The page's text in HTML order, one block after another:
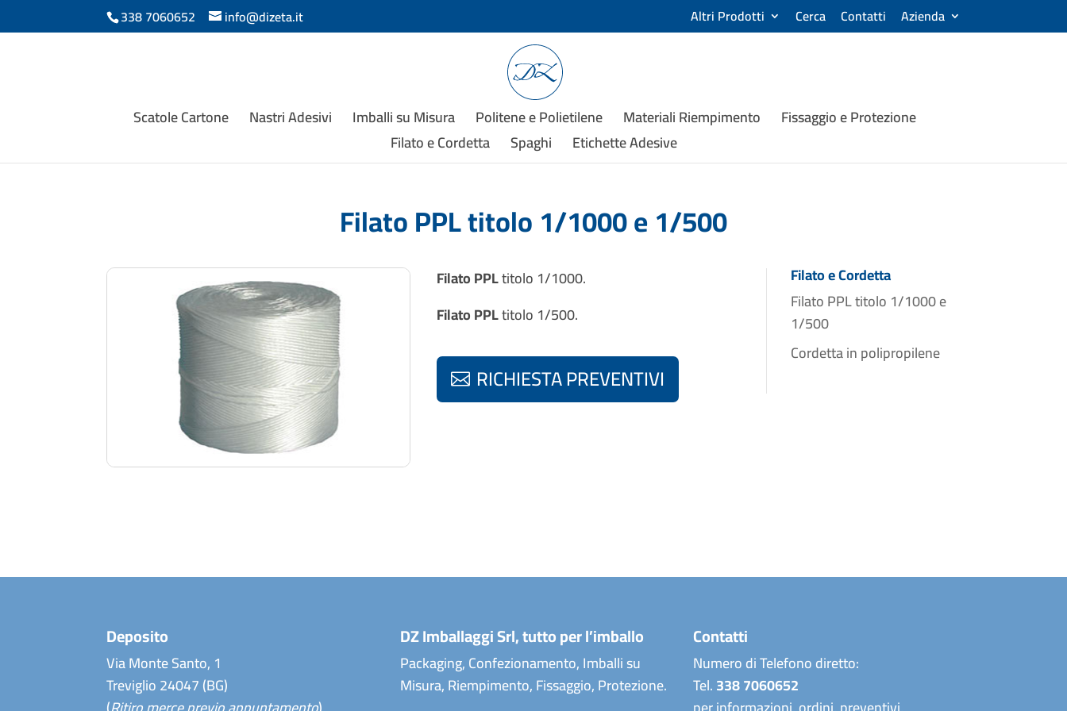
338 7060652 info@dizeta.it Altri Prodotti Cerca Contatti Azienda
Scatole Cartone Nastri Adesivi Imballi su Misura Politene e Polietilene Materiali Riempimento
Fissaggio e Protezione
Filato e Cordetta
Spaghi Etichette Adesive
Filato PPL titolo 1/1000 e 1/500
Filato PPLtitolo 1/1000.
Filato PPLtitolo 1/500.
RICHIESTA PREVENTIVI
Filato e Cordetta
Filato PPL titolo 1/1000 e
1/500
Cordetta in polipropilene
Deposito
Via Monte Santo, 1
Treviglio 24047 (BG)
DZ Imballaggi Srl, tutto per l’imballo
Packaging, Confezionamento, Imballi su
Misura, Riempimento, Fissaggio, Protezione.
Contatti
Numero di Telefono diretto:
Tel.338 7060652